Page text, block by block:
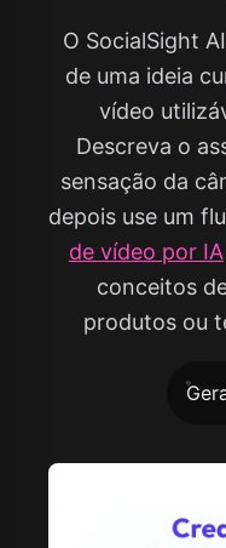
O SocialSight
de uma ideia
vídeo
Descreva o
sensação da
depois use um
de vídeo por IA
conceitos
produtos ou